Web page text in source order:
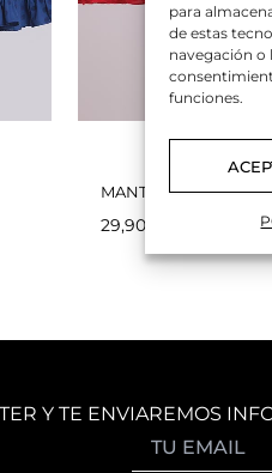
para
de estas
navegación o
funciones.
MANTONCILLO
29,90
Y TE ENVIAREMOS